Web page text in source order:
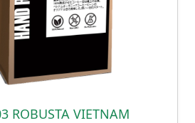
ROBUSTA VIETNAM